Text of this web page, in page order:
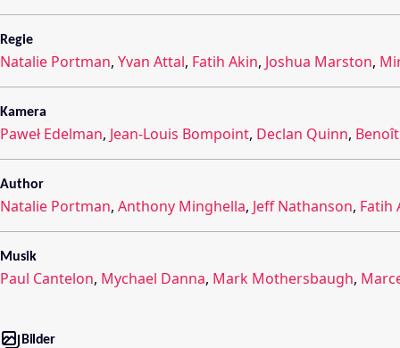
Regie
Natalie Portman, Yvan Attal, Fatih Akin, Joshua Marston,
Kamera
Paweł Edelman, Jean-Louis Bompoint, Declan Quinn,
Author
Natalie Portman, Anthony Minghella, Jeff Nathanson, Fatih
Musik
Paul Cantelon, Mychael Danna, Mark Mothersbaugh,
Bilder